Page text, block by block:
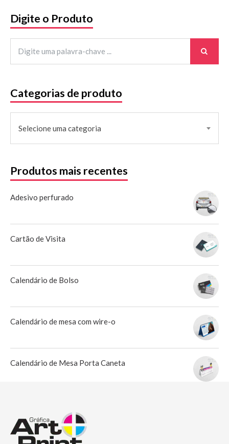
Digite o Produto
Categorias de produto
Selecione uma categoria
Produtos mais recentes
Adesivo perfurado
Cartão de Visita
Calendário de Bolso
Calendário de mesa com wire-o
Calendário de Mesa Porta Caneta